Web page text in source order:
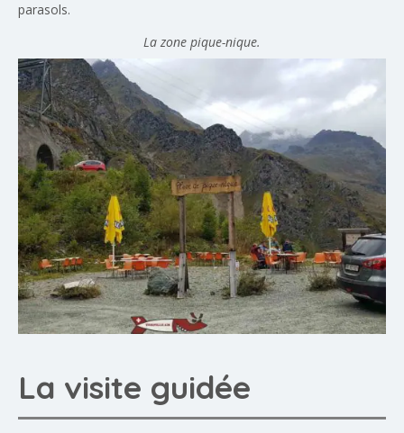
parasols.
La zone pique-nique.
La visite guidée